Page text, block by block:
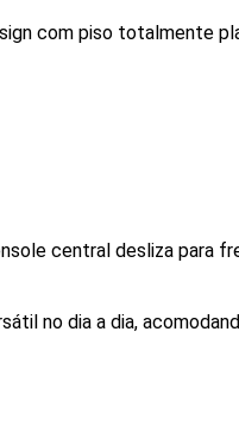
com piso totalmente
central desliza para
no dia a dia,